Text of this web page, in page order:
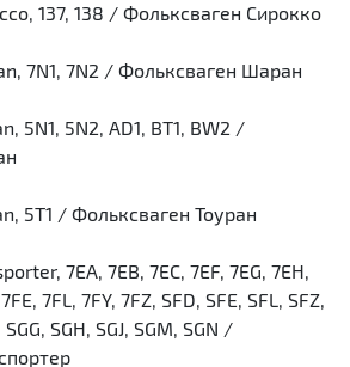
137, 138 / Фольксваген Сирокко
7N1, 7N2 / Фольксваген Шаран
5N1, 5N2, AD1, BT1, BW2 /
5T1 / Фольксваген Тоуран
7EA, 7EB, 7EC, 7EF, 7EG, 7EH,
7FL, 7FY, 7FZ, SFD, SFE, SFL, SFZ,
SGG, SGH, SGJ, SGM, SGN /